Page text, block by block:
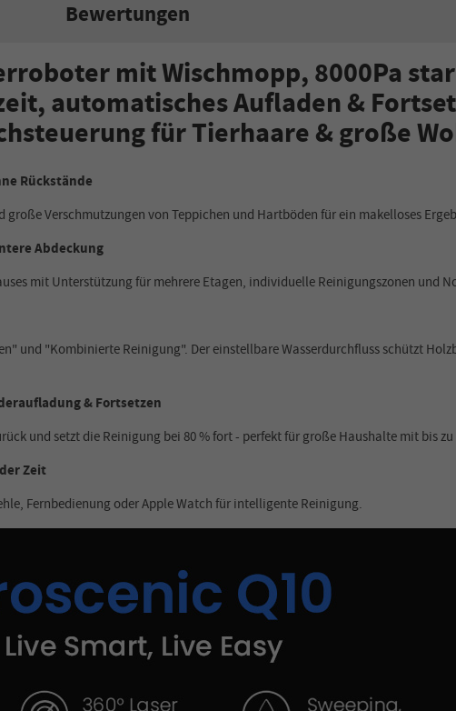
Bewertungen
mit Wischmopp, 8000Pa
automatisches Aufladen &
für Tierhaare & große
Rückstände
Verschmutzungen von Teppichen und Hartböden für ein makelloses
Abdeckung
mit Unterstützung für mehrere Etagen, individuelle Reinigungszonen und
und "Kombinierte Reinigung". Der einstellbare Wasserdurchfluss schützt
& Fortsetzen
und setzt die Reinigung bei 80 % fort - perfekt für große Haushalte mit bis zu
Zeit
Fernbedienung oder Apple Watch für intelligente Reinigung.